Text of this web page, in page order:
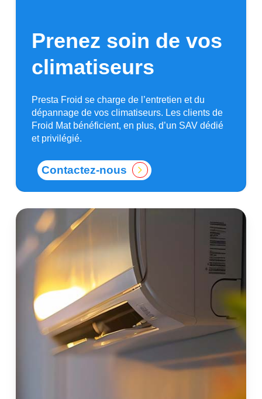
Prenez soin de vos
climatiseurs
Presta Froid se charge de l’entretien et du
dépannage de vos climatiseurs. Les clients de
Froid Mat bénéficient, en plus, d’un SAV dédié
et privilégié.
Contactez-nous